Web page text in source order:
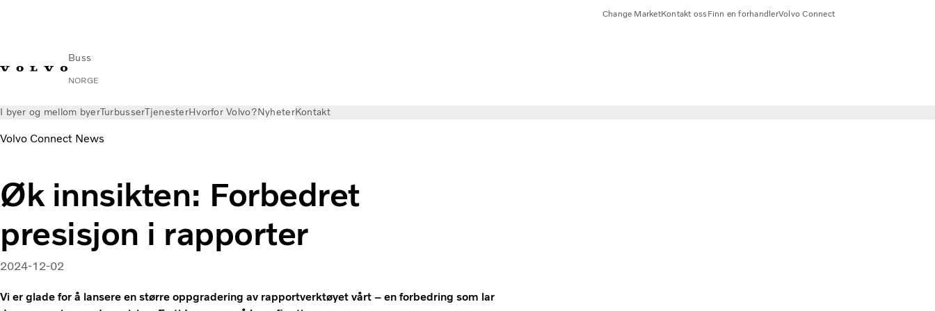
Buss
NORGE
Change MarketKontakt ossFinn en forhandlerVolvo Connect
I byer og mellom byerTurbusserTjenesterHvorfor Volvo?NyheterKontakt
Volvo Connect News
Øk innsikten: Forbedret
presisjon i rapporter
2024-12-02
Vi er glade for å lansere en større oppgradering av rapportverktøyet vårt – en forbedring som lar